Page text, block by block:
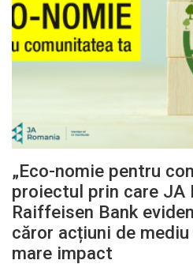
„Eco-nomie pentru
proiectul prin care JA
Raiffeisen Bank
căror acțiuni de
mare impact